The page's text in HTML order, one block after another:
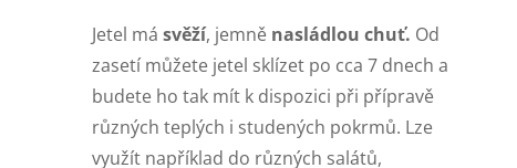
Jetel má svěží, jemně nasládlou chuť. Od
zasetí můžete jetel sklízet po cca 7 dnech a
budete ho tak mít k dispozici při přípravě
různých teplých i studených pokrmů. Lze
využít například do různých salátů,